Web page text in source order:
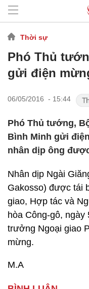
Thời sự
Phó Thủ
gửi điện
06/05/2016 - 15:44
Phó Thủ tướng,
Bình Minh gửi
nhân dịp ông
Nhân dịp Ngài
Gakosso) được tái
giao, Hợp tác và
hòa Công-gô,
trưởng Ngoại giao
mừng.
M.A